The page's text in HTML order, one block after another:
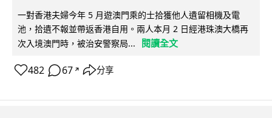
一對香港夫婦今年 5 月遊澳門乘的士拾獲他人遺留相機及電
池，拾遺不報並帶返香港自用。兩人本月 2 日經港珠澳大橋再
次入境澳門時，被治安警察局...
閱讀全文
482 67 ↗ 分享